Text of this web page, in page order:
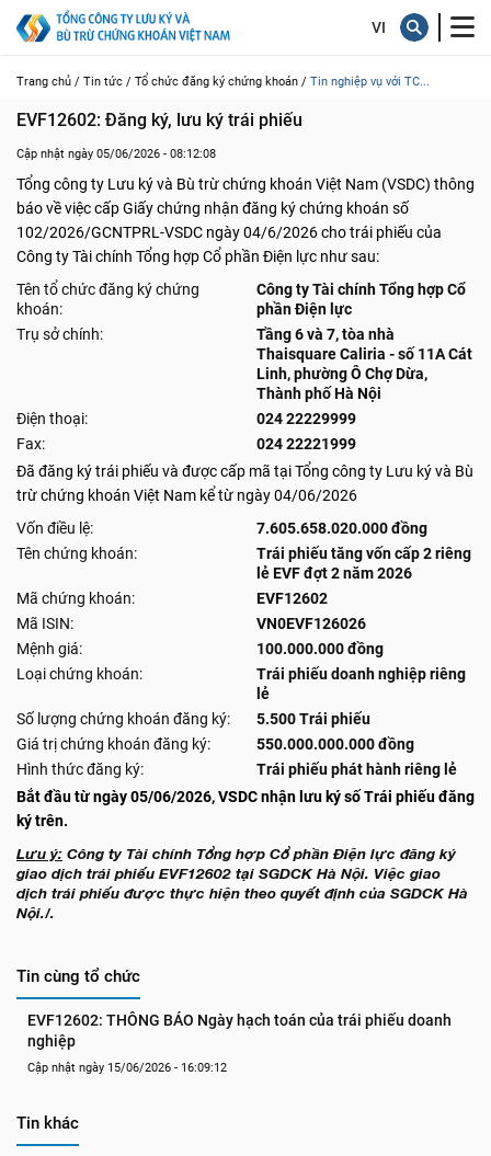
Trang chủ / Tin tức / Tổ chức đăng ký chứng khoán / Tin nghiệp vụ với TC...
EVF12602: Đăng ký, lưu ký trái phiếu
Cập nhật ngày 05/06/2026 - 08:12:08
Tổng công ty Lưu ký và Bù trừ chứng khoán Việt Nam (VSDC) thông
báo về việc cấp Giấy chứng nhận đăng ký chứng khoán số
102/2026/GCNTPRL-VSDC ngày 04/6/2026 cho trái phiếu của
Công ty Tài chính Tổng hợp Cổ phần Điện lực như sau:
Tên tổ chức đăng ký chứng
khoán:
Công ty Tài chính Tổng hợp Cổ
phần Điện lực
Trụ sở chính:
Tầng 6 và 7, tòa nhà
Thaisquare Caliria - số 11A Cát
Linh, phường Ô Chợ Dừa,
Thành phố Hà Nội
Điện thoại:
024 22229999
Fax:
024 22221999
Đã đăng ký trái phiếu và được cấp mã tại Tổng công ty Lưu ký và Bù
trừ chứng khoán Việt Nam kể từ ngày 04/06/2026
Vốn điều lệ:
7.605.658.020.000 đồng
Tên chứng khoán:
Trái phiếu tăng vốn cấp 2 riêng
lẻ EVF đợt 2 năm 2026
Mã chứng khoán:
EVF12602
Mã ISIN:
VN0EVF126026
Mệnh giá:
100.000.000 đồng
Loại chứng khoán:
Trái phiếu doanh nghiệp riêng
lẻ
Số lượng chứng khoán đăng ký:
5.500 Trái phiếu
Giá trị chứng khoán đăng ký:
550.000.000.000 đồng
Hình thức đăng ký:
Trái phiếu phát hành riêng lẻ
Bắt đầu từ ngày 05/06/2026, VSDC nhận lưu ký số Trái phiếu đăng
ký trên.
Lưu ý: Công ty Tài chính Tổng hợp Cổ phần Điện lực đăng ký
giao dịch trái phiếu EVF12602 tại SGDCK Hà Nội. Việc giao
dịch trái phiếu được thực hiện theo quyết định của SGDCK Hà
Nội./.
Tin cùng tổ chức
EVF12602: THÔNG BÁO Ngày hạch toán của trái phiếu doanh
nghiệp
Cập nhật ngày 15/06/2026 - 16:09:12
Tin khác